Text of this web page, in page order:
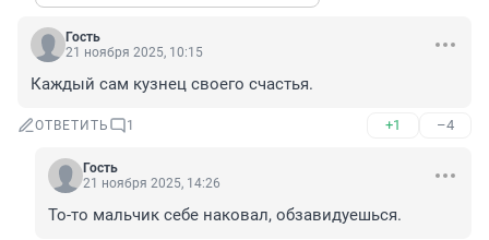
Гость
21 ноября 2025, 10:15
Каждый сам кузнец своего счастья.
ОТВЕТИТЬ 1 +1 –4
Гость
21 ноября 2025, 14:26
То-то мальчик себе наковал, обзавидуешься.